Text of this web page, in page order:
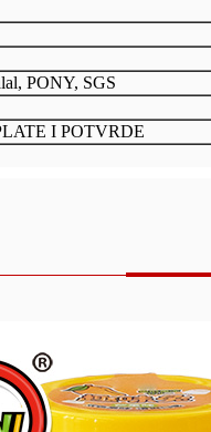
PONY, SGS
I POTVRDE